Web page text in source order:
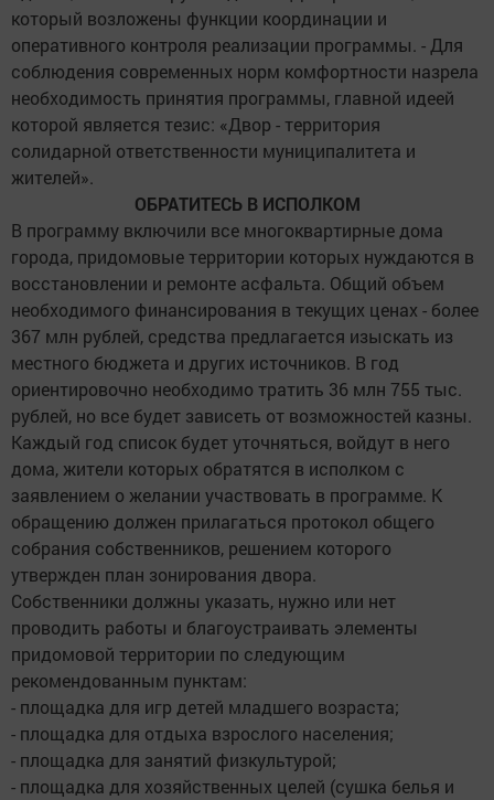
который возложены функции координации и
оперативного контроля реализации программы. - Для
соблюдения современных норм комфортности назрела
необходимость принятия программы, главной идеей
которой является тезис: «Двор - территория
солидарной ответственности муниципалитета и
жителей».
ОБРАТИТЕСЬ В ИСПОЛКОМ
В программу включили все многоквартирные дома
города, придомовые территории которых нуждаются в
восстановлении и ремонте асфальта. Общий объем
необходимого финансирования в текущих ценах - более
367 млн рублей, средства предлагается изыскать из
местного бюджета и других источников. В год
ориентировочно необходимо тратить 36 млн 755 тыс.
рублей, но все будет зависеть от возможностей казны.
Каждый год список будет уточняться, войдут в него
дома, жители которых обратятся в исполком с
заявлением о желании участвовать в программе. К
обращению должен прилагаться протокол общего
собрания собственников, решением которого
утвержден план зонирования двора.
Собственники должны указать, нужно или нет
проводить работы и благоустраивать элементы
придомовой территории по следующим
рекомендованным пунктам:
- площадка для игр детей младшего возраста;
- площадка для отдыха взрослого населения;
- площадка для занятий физкультурой;
- площадка для хозяйственных целей (сушка белья и